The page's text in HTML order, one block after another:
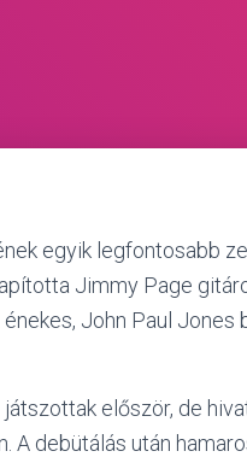
egyik legfontosabb
Jimmy Page
John Paul
először, de
A debütálás után